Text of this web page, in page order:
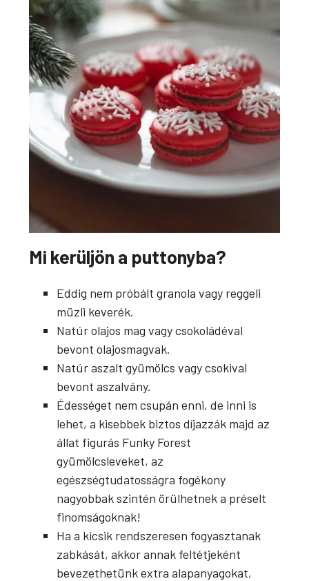
Mi kerüljön a puttonyba?
Eddig nem próbált granola vagy reggeli
müzli keverék.
Natúr olajos mag vagy csokoládéval
bevont olajosmagvak.
Natúr aszalt gyümölcs vagy csokival
bevont aszalvány.
Édességet nem csupán enni, de inni is
lehet, a kisebbek biztos díjazzák majd az
állat figurás Funky Forest
gyümölcsleveket, az
egészségtudatosságra fogékony
nagyobbak szintén örülhetnek a préselt
finomságoknak!
Ha a kicsik rendszeresen fogyasztanak
zabkását, akkor annak feltétjeként
bevezethetünk extra alapanyagokat,